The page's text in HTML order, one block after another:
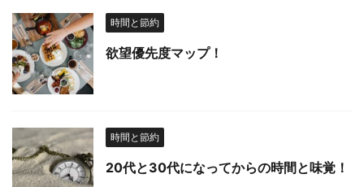
時間と節約
欲望優先度マップ！
時間と節約
20代と30代になってからの時間と味覚！